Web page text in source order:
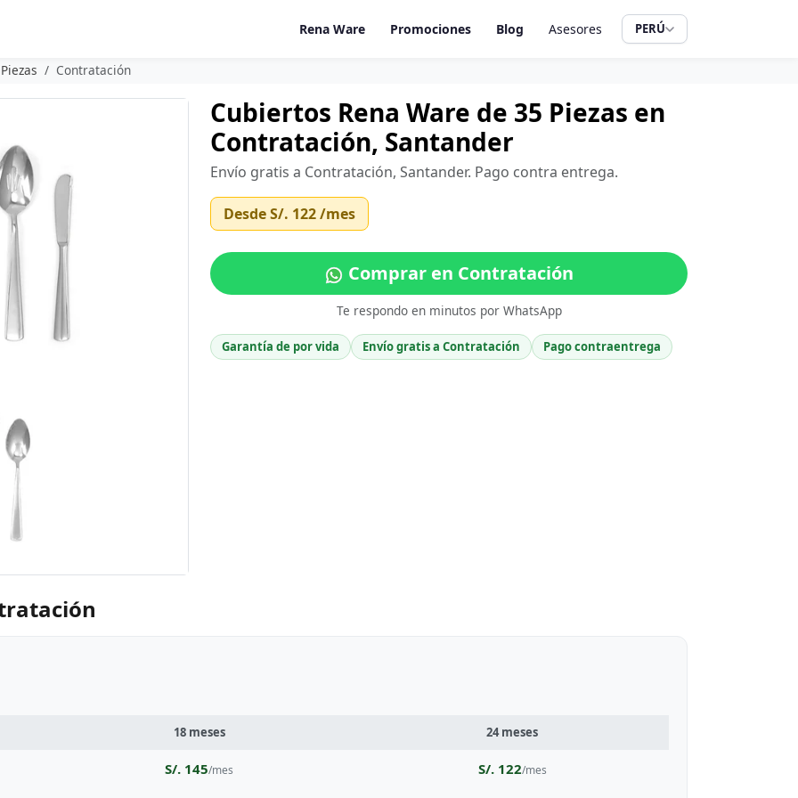
Rena Ware Promociones Blog Asesores PERÚ
Contratación
Cubiertos Rena Ware de 35 Piezas en
Contratación, Santander
Envío gratis a Contratación, Santander. Pago contra entrega.
DesdeS/. 122/mes
Comprar en Contratación
Te respondo en minutos por WhatsApp
Garantía de por vida Envío gratis a Contratación Pago contraentrega
18 meses 24 meses
S/. 145/mes S/. 122/mes